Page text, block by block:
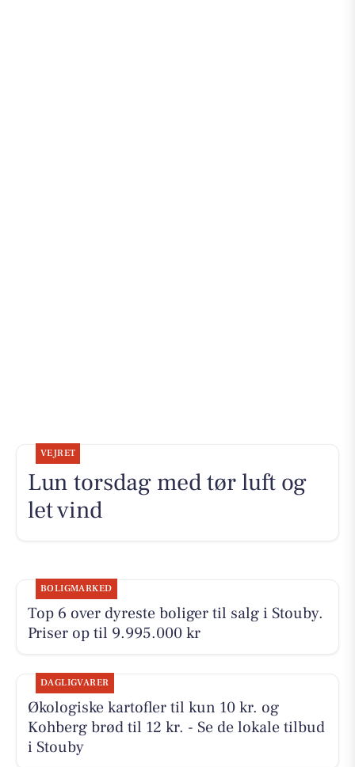
VEJRET
Lun torsdag med tør luft og
let vind
BOLIGMARKED
Top 6 over dyreste boliger til salg i Stouby.
Priser op til 9.995.000 kr
DAGLIGVARER
Økologiske kartofler til kun 10 kr. og
Kohberg brød til 12 kr. - Se de lokale tilbud
i Stouby